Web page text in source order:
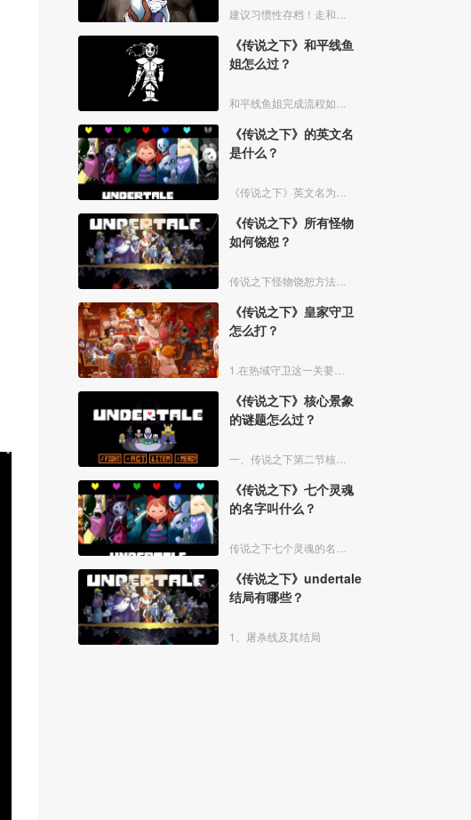
《传说之下》和平线鱼
姐怎么过？
《传说之下》的英文名
是什么？
《传说之下》所有怪物
如何饶恕？
《传说之下》皇家守卫
怎么打？
《传说之下》核心景象
的谜题怎么过？
《传说之下》七个灵魂
的名字叫什么？
《传说之下》undertale
结局有哪些？
1、屠杀线及其结局